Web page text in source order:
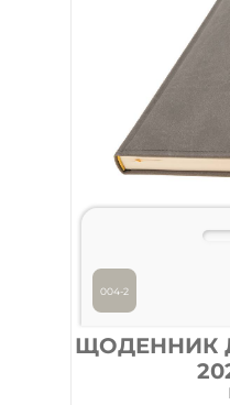
004-2
ЩОДЕННИК